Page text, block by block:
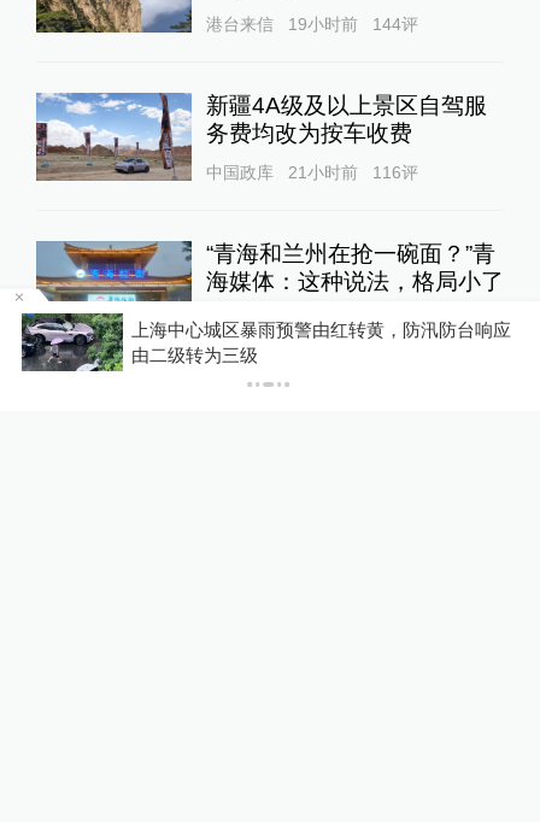
港台来信 19小时前 144评
新疆4A级及以上景区自驾服
务费均改为按车收费
中国政库 21小时前 116评
“青海和兰州在抢一碗面？”青
海媒体：这种说法，格局小了
中国政库 17小时前 78 评
上海中心城区暴雨预警由红转黄，防汛防台响应
由二级转为三级